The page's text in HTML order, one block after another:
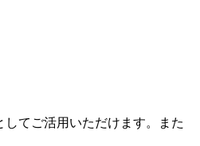
てご活用いただけます。また